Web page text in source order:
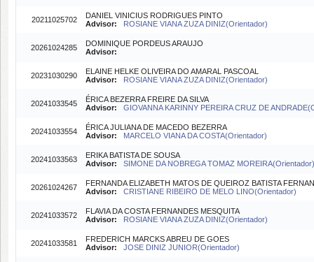
20211025702
DANIEL VINICIUS RODRIGUES PINTO
Advisor:
ROSIANE VIANA ZUZA DINIZ(Orientador)
20261024285
DOMINIQUE PORDEUS ARAUJO
Advisor:
20231030290
ELAINE HELKE OLIVEIRA DO AMARAL PASCOAL
Advisor:
ROSIANE VIANA ZUZA DINIZ(Orientador)
20241033545
ÉRICA BEZERRA FREIRE DA SILVA
Advisor:
GIOVANNA KARINNY PEREIRA CRUZ DE
20241033554
ÉRICA JULIANA DE MACEDO BEZERRA
Advisor:
MARCELO VIANA DA COSTA(Orientador)
20241033563
ERIKA BATISTA DE SOUSA
Advisor:
SIMONE DA NOBREGA TOMAZ MOREIRA(Orientador)
20261024267
FERNANDA ELIZABETH MATOS DE QUEIROZ BATISTA
Advisor:
CRISTIANE RIBEIRO DE MELO LINO(Orientador)
20241033572
FLAVIA DA COSTA FERNANDES MESQUITA
Advisor:
ROSIANE VIANA ZUZA DINIZ(Orientador)
20241033581
FREDERICH MARCKS ABREU DE GOES
Advisor:
JOSE DINIZ JUNIOR(Orientador)